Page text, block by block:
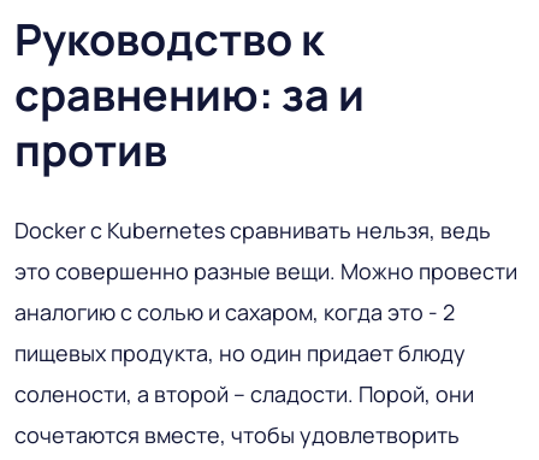
Руководство к
сравнению: за и
против
Docker с Kubernetes сравнивать нельзя, ведь
это совершенно разные вещи. Можно провести
аналогию с солью и сахаром, когда это - 2
пищевых продукта, но один придает блюду
солености, а второй – сладости. Порой, они
сочетаются вместе, чтобы удовлетворить